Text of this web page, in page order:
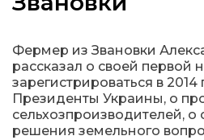
політика
місія
Фермер из Звановки
рассказал о своей первой
зарегистрироваться в
Президенты Украины, о
сельхозпроизводителей,
решения земельного